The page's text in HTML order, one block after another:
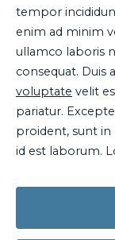
tempor
enim ad minim
ullamco laboris
consequat. Duis
voluptate velit
pariatur.
proident, sunt in
id est laborum.